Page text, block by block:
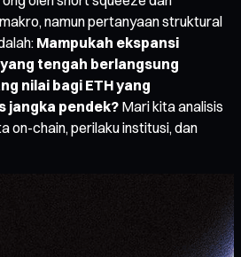
namun pertanyaan struktural
Mampukah ekspansi
tengah berlangsung
nilai bagi ETH yang
jangka pendek? Mari kita analisis
on-chain, perilaku institusi, dan